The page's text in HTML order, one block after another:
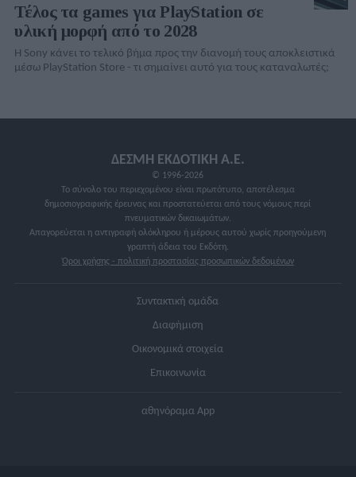
Τέλος τα games για PlayStation σε
υλική μορφή από το 2028
Η Sony κάνει το τελικό βήμα προς την διανομή τους αποκλειστικά
μέσω PlayStation Store - τι σημαίνει αυτό για τους καταναλωτές;
ΔΕΣΜΗ ΕΚΔΟΤΙΚΗ A.E.
© 1996-2026
Το σύνολο του περιεχομένου είναι πρωτότυπο, αποτέλεσμα
δημοσιογραφικής έρευνας και προστατεύεται από τους νόμους περί
πνευματικών δικαιωμάτων.
Απαγορεύεται η αντιγραφή ολόκληρου ή μέρους αυτού χωρίς προηγούμενη
γραπτή άδεια του Εκδότη.
Όροι χρήσης - πολιτική προστασίας προσωπικών δεδομένων
Συντακτική ομάδα
Διαφήμιση
Οικονομικά στοιχεία
Επικοινωνία
αθηνόραμα App